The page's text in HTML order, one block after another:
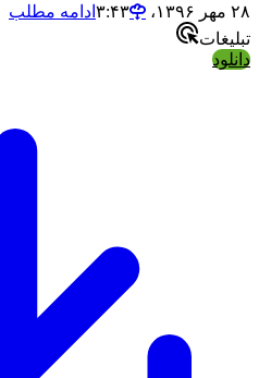
۲۸ مهر ۱۳۹۶،‏ ۳:۴۳
ادامه مطلب
تبلیغات
دانلود